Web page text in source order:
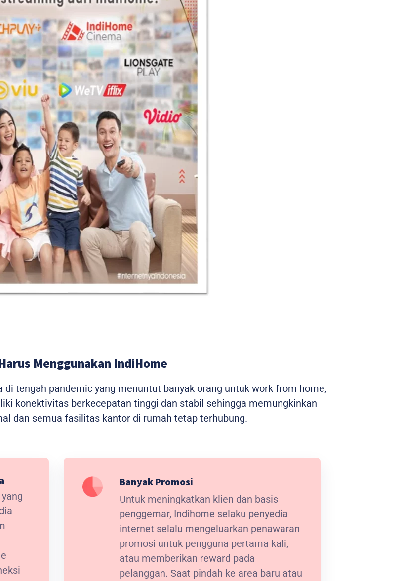
Menggunakan IndiHome
tengah pandemic yang menuntut banyak orang untuk work from home,
konektivitas berkecepatan tinggi dan stabil sehingga memungkinkan
dan semua fasilitas kantor di rumah tetap terhubung.
Banyak Promosi
Untuk meningkatkan klien dan basis
penggemar, Indihome selaku penyedia
internet selalu mengeluarkan penawaran
promosi untuk pengguna pertama kali,
atau memberikan reward pada
pelanggan. Saat pindah ke area baru atau